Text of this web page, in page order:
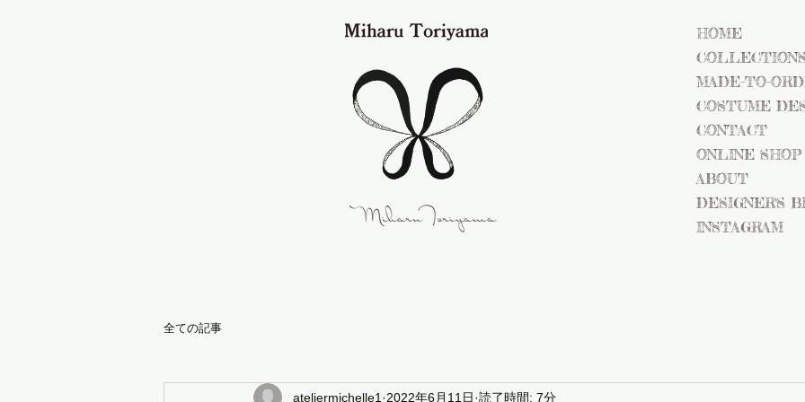
HOME
MADE-TO-
COSTUME
CONTACT
ONLINE SHOP
ABOUT
DESIGNER'S
INSTAGRAM
全ての記事
ateliermichelle1 2022年6月11日 読了時間: 7分